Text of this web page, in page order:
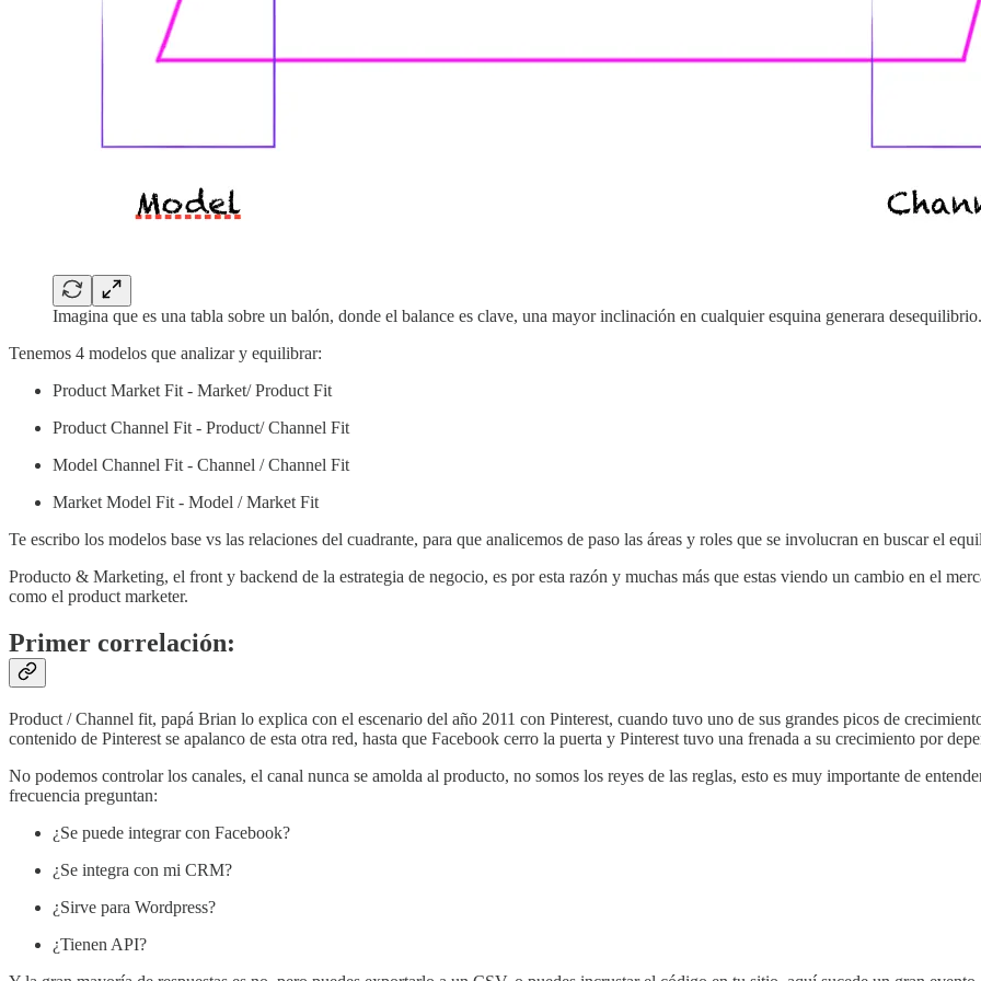
Imagina que es una tabla sobre un balón, donde el balance es clave, una mayor inclinación en cualquier esquina generara desequilibrio.
Tenemos 4 modelos que analizar y equilibrar:
Product Market Fit - Market/ Product Fit
Product Channel Fit - Product/ Channel Fit
Model Channel Fit - Channel / Channel Fit
Market Model Fit - Model / Market Fit
Te escribo los modelos base vs las relaciones del cuadrante, para que analicemos de paso las áreas y roles que se involucran en buscar el
Producto & Marketing, el front y backend de la estrategia de negocio, es por esta razón y muchas más que estas viendo un cambio en el
como el product marketer.
Primer correlación:
Product / Channel fit, papá Brian lo explica con el escenario del año 2011 con Pinterest, cuando tuvo uno de sus grandes picos de
contenido de Pinterest se apalanco de esta otra red, hasta que Facebook cerro la puerta y Pinterest tuvo una frenada a su crecimiento por
No podemos controlar los canales, el canal nunca se amolda al producto, no somos los reyes de las reglas, esto es muy importante de
frecuencia preguntan:
¿Se puede integrar con Facebook?
¿Se integra con mi CRM?
¿Sirve para Wordpress?
¿Tienen API?